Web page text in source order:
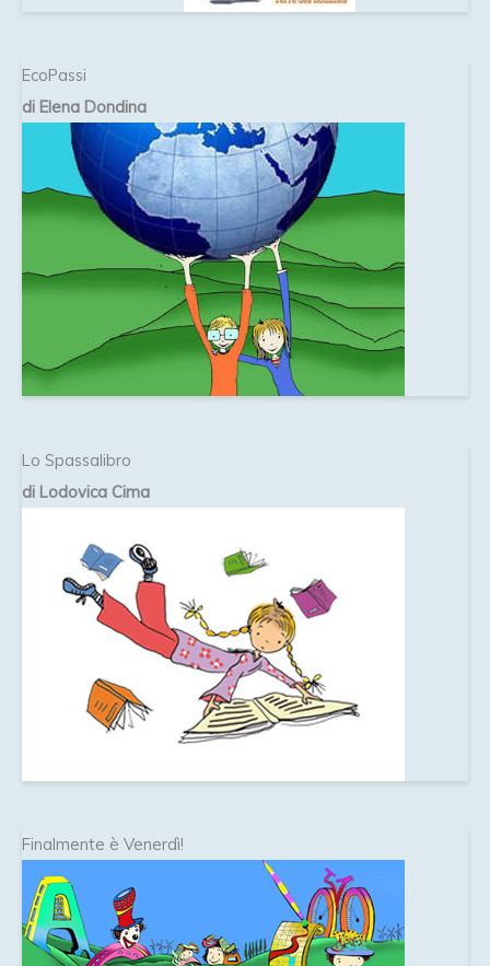
EcoPassi
di Elena Dondina
Lo Spassalibro
di Lodovica Cima
Finalmente è Venerdì!